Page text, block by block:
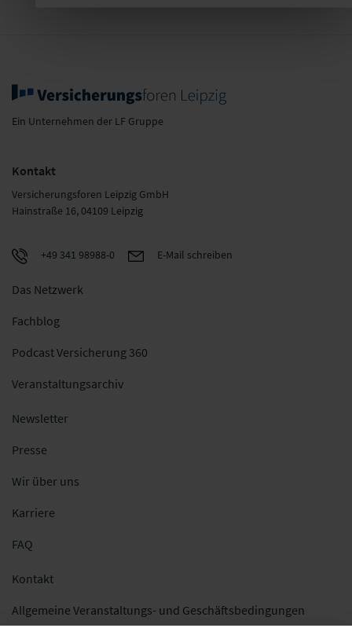
Ein Unternehmen der LF Gruppe
Kontakt
Versicherungsforen Leipzig GmbH
Hainstraße 16, 04109 Leipzig
+49 341 98988-0 E-Mail schreiben
Das Netzwerk
Fachblog
Podcast Versicherung 360
Veranstaltungsarchiv
Newsletter
Presse
Wir über uns
Karriere
FAQ
Kontakt
Allgemeine Veranstaltungs- und Geschäftsbedingungen